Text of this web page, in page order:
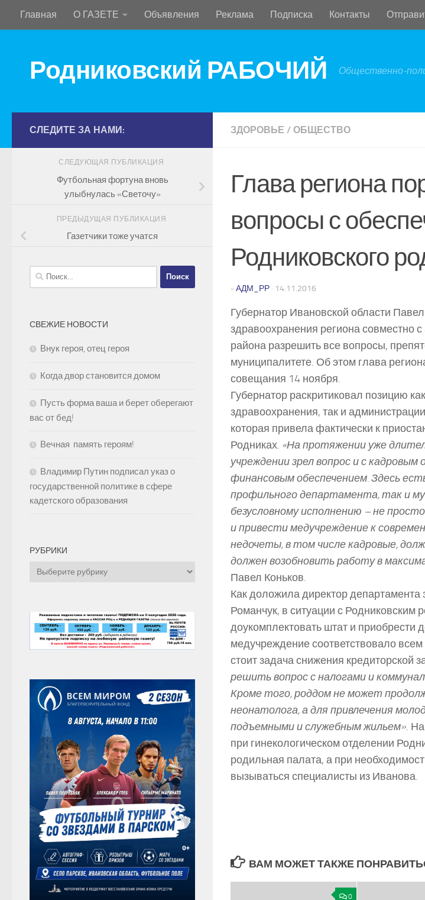
Перейти к содержимому
Главная О ГАЗЕТЕ Объявления Реклама Подписка Контакты
Родниковский РАБОЧИЙ Общественно-
ЗДОРОВЬЕ / ОБЩЕСТВО
Глава региона
вопросы с
Родниковского
- АДМ_РР · 14.11.2016
Губернатор Ивановской области
здравоохранения региона совместно
района разрешить все вопросы,
муниципалитете. Об этом глава
совещания 14 ноября.
Губернатор раскритиковал позицию
здравоохранения, так и
которая привела фактически к
Родниках. «На протяжении уже
учреждении зрел вопрос и с кадровым
финансовым обеспечением. Здесь
профильного департамента, так и
безусловному исполнению – не
и привести медучреждение к
недочеты, в том числе кадровые,
должен возобновить работу в
Павел Коньков.
Как доложила директор
Романчук, в ситуации с Родниковским
доукомплектовать штат и приобрести
медучреждение соответствовало
стоит задача снижения кредиторской
решить вопрос с налогами и
Кроме того, роддом не может
неонатолога, а для привлечения
подъемными и служебным жильем».
при гинекологическом отделении
родильная палата, а при
вызываться специалисты из Иванова.
ВАМ МОЖЕТ ТАКЖЕ
0
СЛЕДИТЕ ЗА НАМИ:
СЛЕДУЮЩАЯ ПУБЛИКАЦИЯ
Футбольная фортуна вновь
улыбнулась «Светочу»
ПРЕДЫДУЩАЯ ПУБЛИКАЦИЯ
Газетчики тоже учатся
Найти:
СВЕЖИЕ НОВОСТИ
Внук героя, отец героя
Когда двор становится домом
Пусть форма ваша и берет оберегают
вас от бед!
Вечная память героям!
Владимир Путин подписал указ о
государственной политике в сфере
кадетского образования
РУБРИКИ
Рубрики